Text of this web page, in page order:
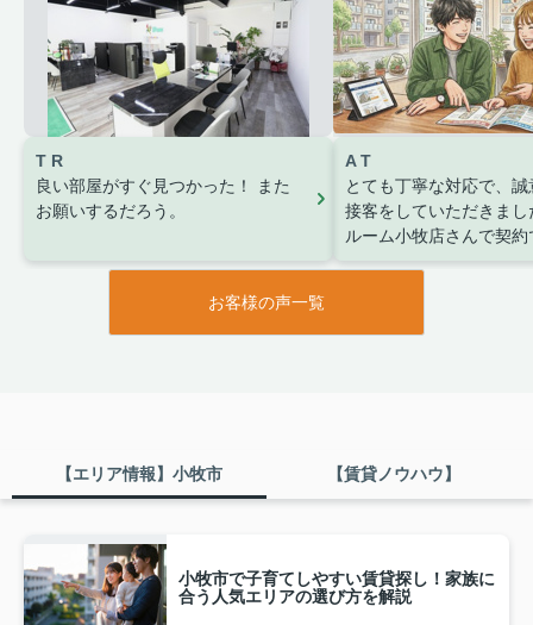
T R
良い部屋がすぐ見つかった！
また
お願いするだろう。
A T
とても丁寧な対応で、
接客をしていただきまし
ルーム小牧店さんで契
お客様の声一覧
【エリア情報】小牧市 【賃貸ノウハウ】
小牧市で子育てしやすい賃貸探し！家族に
合う人気エリアの選び方を解説